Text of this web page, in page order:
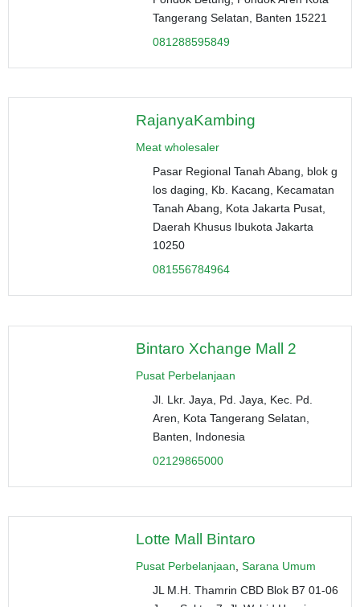
Tangerang Selatan, Banten 15221
081288595849
RajanyaKambing
Meat wholesaler
Pasar Regional Tanah Abang, blok g
los daging, Kb. Kacang, Kecamatan
Tanah Abang, Kota Jakarta Pusat,
Daerah Khusus Ibukota Jakarta
10250
081556784964
Bintaro Xchange Mall 2
Pusat Perbelanjaan
Jl. Lkr. Jaya, Pd. Jaya, Kec. Pd.
Aren, Kota Tangerang Selatan,
Banten, Indonesia
02129865000
Lotte Mall Bintaro
Pusat Perbelanjaan Sarana Umum
JL M.H. Thamrin CBD Blok B7 01-06